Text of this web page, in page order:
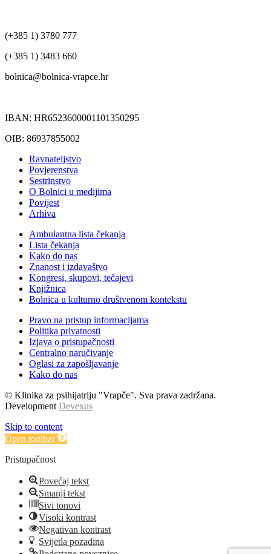
(+385 1) 3780 777
(+385 1) 3483 660
bolnica@bolnica-vrapce.hr
IBAN: HR6523600001101350295
OIB: 86937855002
Ravnateljstvo
Povjerenstva
Sestrinstvo
O Bolnici u medijima
Povijest
Arhiva
Ambulantna lista čekanja
Lista čekanja
Kako do nas
Znanost i izdavaštvo
Kongresi, skupovi, tečajevi
Knjižnica
Bolnica u kulturno društvenom kontekstu
Pravo na pristup informacijama
Politika privatnosti
Izjava o pristupačnosti
Centralno naručivanje
Oglasi za zapošljavanje
Kako do nas
© Klinika za psihijatriju "Vrapče". Sva prava zadržana.
Development Devexus
Skip to content
Open toolbar
Pristupačnost
Povećaj tekst
Smanji tekst
Sivi tonovi
Visoki kontrast
Negativan kontrast
Svijetla pozadina